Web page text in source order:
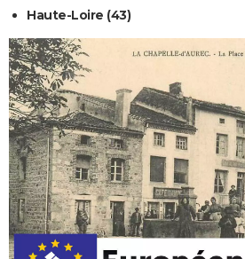
Haute-Loire (43)